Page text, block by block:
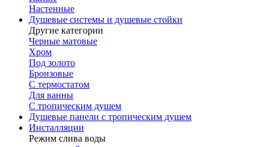
Настенные
Душевые системы и душевые стойки
Другие категории
Черные матовые
Хром
Под золото
Бронзовые
С термостатом
Для ванны
С тропическим душем
Душевые панели с тропическим душем
Инсталляции
Режим слива воды